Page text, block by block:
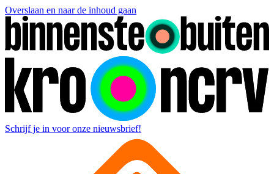
Overslaan en naar de inhoud gaan
Schrijf je in voor onze nieuwsbrief!